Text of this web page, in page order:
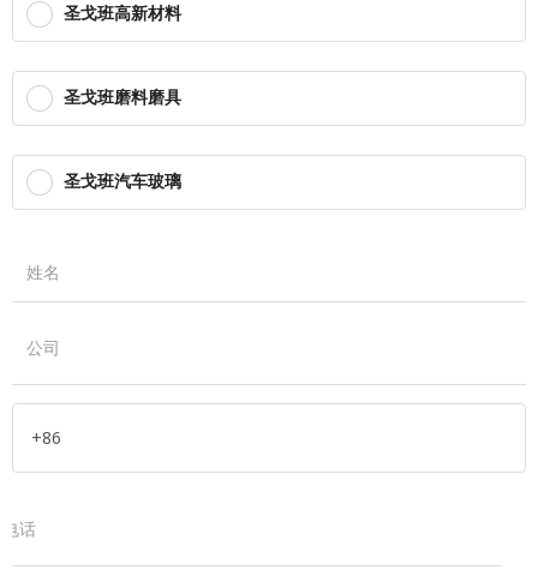
圣戈班高新材料
圣戈班磨料磨具
圣戈班汽车玻璃